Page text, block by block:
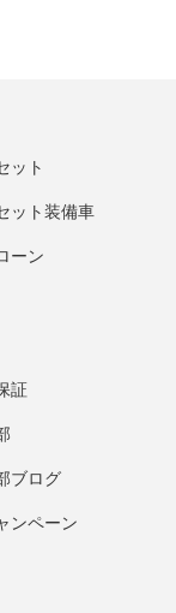
ット
ット装備車
ーン
証
ブログ
ンペーン